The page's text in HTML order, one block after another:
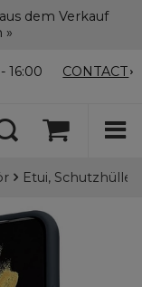
dem Verkauf
»
16:00 CONTACT
Etui, Schutzhülle